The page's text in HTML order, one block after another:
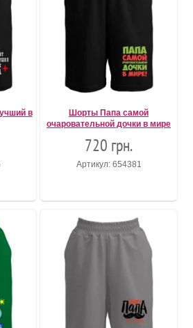
в
Шорты Папа самой
очаровательной дочки в мире
720 грн.
Артикул: 654381